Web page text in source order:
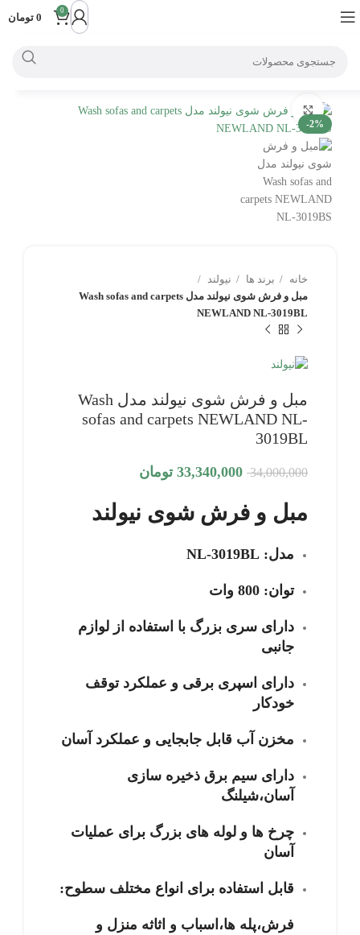
0
0 تومان
-2%
بزرگنمایی تصویر
خانه برند ها
نیولند
مبل و فرش شوی نیولند مدل Wash sofas and carpets
NEWLAND NL-3019BL
مبل و فرش شوی نیولند مدل Wash
sofas and carpets NEWLAND NL-
3019BL
34,000,000
33,340,000 تومان
مبل و فرش شوی نیولند
مدل: NL-3019BL
توان: 800 وات
دارای سری بزرگ با استفاده از لوازم
جانبی
دارای اسپری برقی و عملکرد توقف
خودکار
مخزن آب قابل جابجایی و عملکرد آسان
دارای سیم برق ذخیره سازی
آسان،شیلنگ
چرخ ها و لوله های بزرگ برای عملیات
آسان
قابل استفاده برای انواع مختلف سطوح:
فرش،پله ها،اسباب و اثاثه منزل و